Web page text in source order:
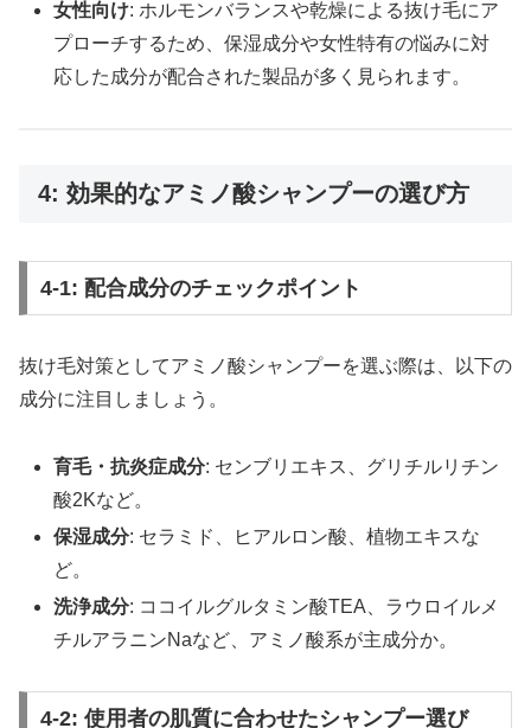
女性向け: ホルモンバランスや乾燥による抜け毛にア
プローチするため、保湿成分や女性特有の悩みに対
応した成分が配合された製品が多く見られます。
4: 効果的なアミノ酸シャンプーの選び方
4-1: 配合成分のチェックポイント
抜け毛対策としてアミノ酸シャンプーを選ぶ際は、以下の
成分に注目しましょう。
育毛・抗炎症成分: センブリエキス、グリチルリチン
酸2Kなど。
保湿成分: セラミド、ヒアルロン酸、植物エキスな
ど。
洗浄成分: ココイルグルタミン酸TEA、ラウロイルメ
チルアラニンNaなど、アミノ酸系が主成分か。
4-2: 使用者の肌質に合わせたシャンプー選び